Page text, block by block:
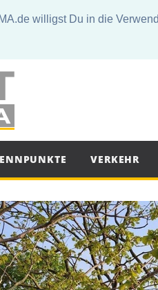
willigst Du in die
VERKEHR